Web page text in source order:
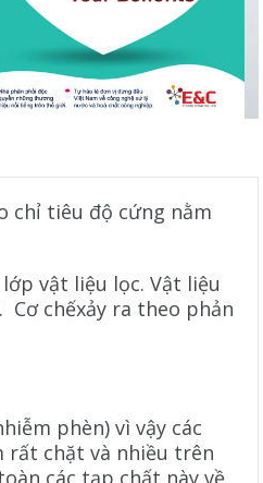
chỉ tiêu độ cứng nằm
vật liệu lọc. Vật liệu
. Cơ chếxảy ra theo phản
phèn) vì vậy các
rất chặt và nhiều trên
các tạp chất này về